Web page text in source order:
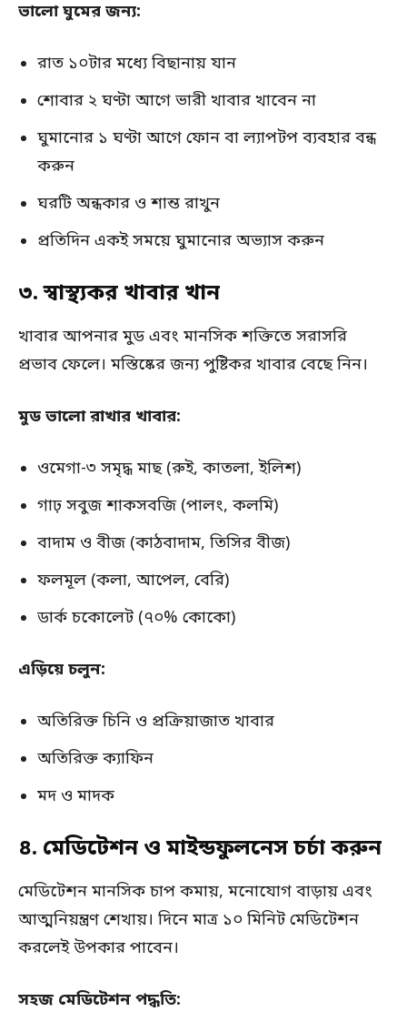
ভালো ঘুমের জন্য:
রাত ১০টার মধ্যে বিছানায় যান
শোবার ২ ঘণ্টা আগে ভারী খাবার খাবেন না
ঘুমানোর ১ ঘণ্টা আগে ফোন বা ল্যাপটপ ব্যবহার বন্ধ
করুন
ঘরটি অন্ধকার ও শান্ত রাখুন
প্রতিদিন একই সময়ে ঘুমানোর অভ্যাস করুন
৩. স্বাস্থ্যকর খাবার খান
খাবার আপনার মুড এবং মানসিক শক্তিতে সরাসরি
প্রভাব ফেলে। মস্তিষ্কের জন্য পুষ্টিকর খাবার বেছে নিন।
মুড ভালো রাখার খাবার:
ওমেগা-৩ সমৃদ্ধ মাছ (রুই, কাতলা, ইলিশ)
গাঢ় সবুজ শাকসবজি (পালং, কলমি)
বাদাম ও বীজ (কাঠবাদাম, তিসির বীজ)
ফলমূল (কলা, আপেল, বেরি)
ডার্ক চকোলেট (৭০% কোকো)
এড়িয়ে চলুন:
অতিরিক্ত চিনি ও প্রক্রিয়াজাত খাবার
অতিরিক্ত ক্যাফিন
মদ ও মাদক
৪. মেডিটেশন ও মাইন্ডফুলনেস চর্চা করুন
মেডিটেশন মানসিক চাপ কমায়, মনোযোগ বাড়ায় এবং
আত্মনিয়ন্ত্রণ শেখায়। দিনে মাত্র ১০ মিনিট মেডিটেশন
করলেই উপকার পাবেন।
সহজ মেডিটেশন পদ্ধতি: